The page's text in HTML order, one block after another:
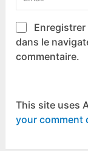
dans le
commentaire.
This site uses
your comment